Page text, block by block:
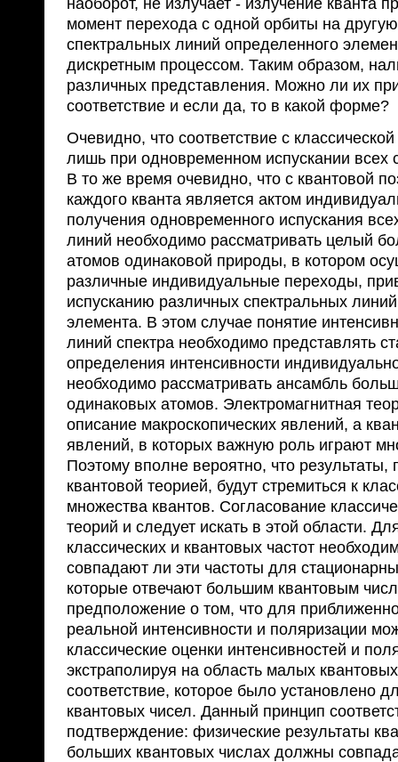
наоборот, не излучает - излучение кванта
момент перехода с одной орбиты на
спектральных линий определенного
дискретным процессом. Таким образом,
различных представления. Можно ли их
соответствие и если да, то в какой форме?
Очевидно, что соответствие с
лишь при одновременном испускании всех
В то же время очевидно, что с квантовой
каждого кванта является актом
получения одновременного испускания
линий необходимо рассматривать целый
атомов одинаковой природы, в котором
различные индивидуальные переходы,
испусканию различных спектральных линий
элемента. В этом случае понятие
линий спектра необходимо представлять
определения интенсивности
необходимо рассматривать ансамбль
одинаковых атомов. Электромагнитная
описание макроскопических явлений, а
явлений, в которых важную роль играют
Поэтому вполне вероятно, что результаты,
квантовой теорией, будут стремиться к
множества квантов. Согласование
теорий и следует искать в этой области.
классических и квантовых частот
совпадают ли эти частоты для
которые отвечают большим квантовым
предположение о том, что для
реальной интенсивности и поляризации
классические оценки интенсивностей и
экстраполируя на область малых
соответствие, которое было установлено
квантовых чисел. Данный принцип
подтверждение: физические результаты
больших квантовых числах должны